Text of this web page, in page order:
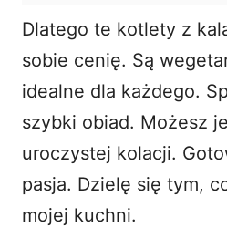
Dlatego te kotlety z
sobie cenię. Są
idealne dla każdego.
szybki obiad. Możesz
uroczystej kolacji.
pasja. Dzielę się tym,
mojej kuchni.